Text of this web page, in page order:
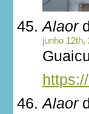
Alaor
junho 12th,
Alaor